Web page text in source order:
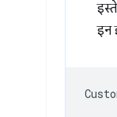
इन